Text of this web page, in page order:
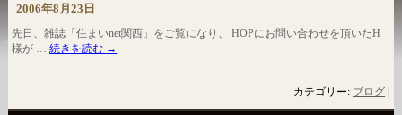
2006年8月23日
先日、雑誌「住まいnet関西」をご覧になり、 HOPにお問い合わせを頂いたH
様が …続きを読む →
カテゴリー: ブログ